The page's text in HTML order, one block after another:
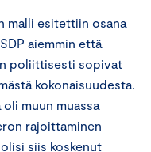
malli esitettiin osana
aiemmin että
poliittisesti sopivat
kokonaisuudesta.
muun muassa
rajoittaminen
siis koskenut